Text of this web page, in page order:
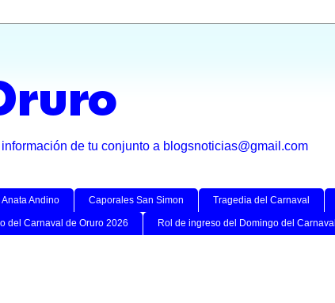
de tu conjunto a blogsnoticias@gmail.com
Anata Andino Caporales San Simon Tragedia del Carnaval
del Carnaval de Oruro 2026 Rol de ingreso del Domingo del